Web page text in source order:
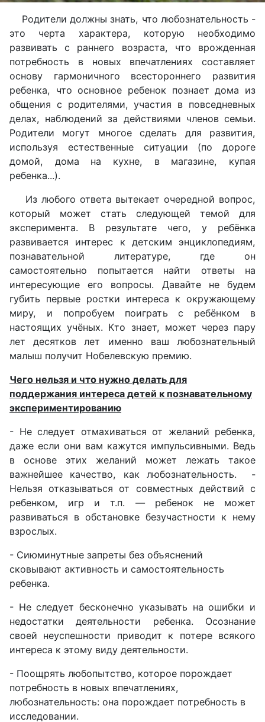
Родители должны знать, что любознательность -
это черта характера, которую необходимо
развивать с раннего возраста, что врожденная
потребность в новых впечатлениях составляет
основу гармоничного всестороннего развития
ребенка, что основное ребенок познает дома из
общения с родителями, участия в повседневных
делах, наблюдений за действиями членов семьи.
Родители могут многое сделать для развития,
используя естественные ситуации (по дороге
домой, дома на кухне, в магазине, купая
ребенка...).
Из любого ответа вытекает очередной вопрос,
который может стать следующей темой для
эксперимента. В результате чего, у ребёнка
развивается интерес к детским энциклопедиям,
познавательной литературе, где он
самостоятельно попытается найти ответы на
интересующие его вопросы. Давайте не будем
губить первые ростки интереса к окружающему
миру, и попробуем поиграть с ребёнком в
настоящих учёных. Кто знает, может через пару
лет десятков лет именно ваш любознательный
малыш получит Нобелевскую премию.
Чего нельзя и что нужно делать для
поддержания интереса детей к познавательному
экспериментированию
- Не следует отмахиваться от желаний ребенка,
даже если они вам кажутся импульсивными. Ведь
в основе этих желаний может лежать такое
важнейшее качество, как любознательность. -
Нельзя отказываться от совместных действий с
ребенком, игр и т.п. — ребенок не может
развиваться в обстановке безучастности к нему
взрослых.
- Сиюминутные запреты без объяснений
сковывают активность и самостоятельность
ребенка.
- Не следует бесконечно указывать на ошибки и
недостатки деятельности ребенка. Осознание
своей неуспешности приводит к потере всякого
интереса к этому виду деятельности.
- Поощрять любопытство, которое порождает
потребность в новых впечатлениях,
любознательность: она порождает потребность в
исследовании.